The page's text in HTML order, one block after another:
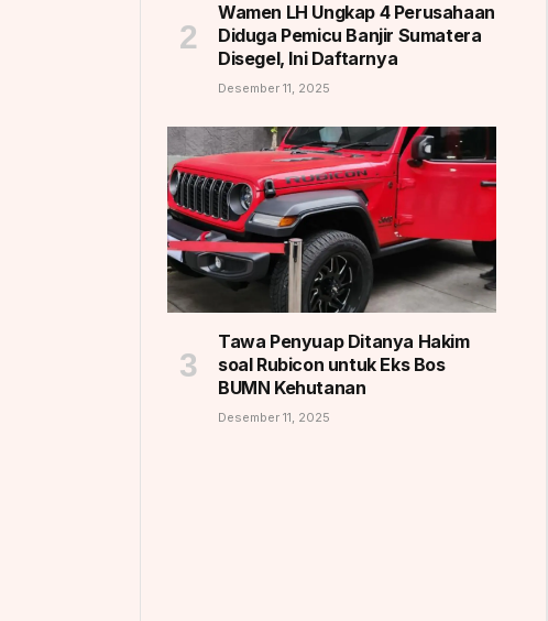
Wamen LH Ungkap 4 Perusahaan
Diduga Pemicu Banjir Sumatera
Disegel, Ini Daftarnya
Desember 11, 2025
Tawa Penyuap Ditanya Hakim
soal Rubicon untuk Eks Bos
BUMN Kehutanan
Desember 11, 2025